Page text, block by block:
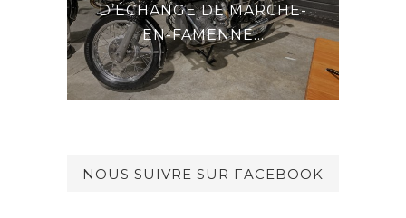
D’ÉCHANGE DE MARCHE-
EN-FAMENNE...
NOUS SUIVRE SUR FACEBOOK